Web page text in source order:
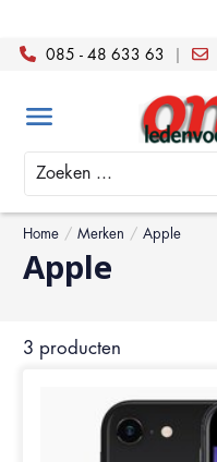
085 - 48 633 63
Zoeken
Home / Merken / Apple
Apple
3 producten